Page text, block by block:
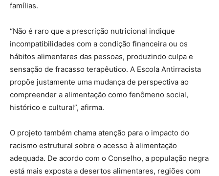
famílias.
“Não é raro que a prescrição nutricional indique
incompatibilidades com a condição financeira ou os
hábitos alimentares das pessoas, produzindo culpa e
sensação de fracasso terapêutico. A Escola Antirracista
propõe justamente uma mudança de perspectiva ao
compreender a alimentação como fenômeno social,
histórico e cultural”, afirma.
O projeto também chama atenção para o impacto do
racismo estrutural sobre o acesso à alimentação
adequada. De acordo com o Conselho, a população negra
está mais exposta a desertos alimentares, regiões com